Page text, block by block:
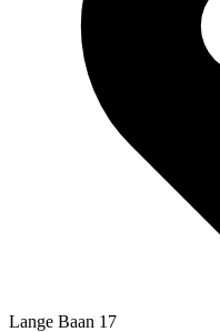
Lange Baan 17